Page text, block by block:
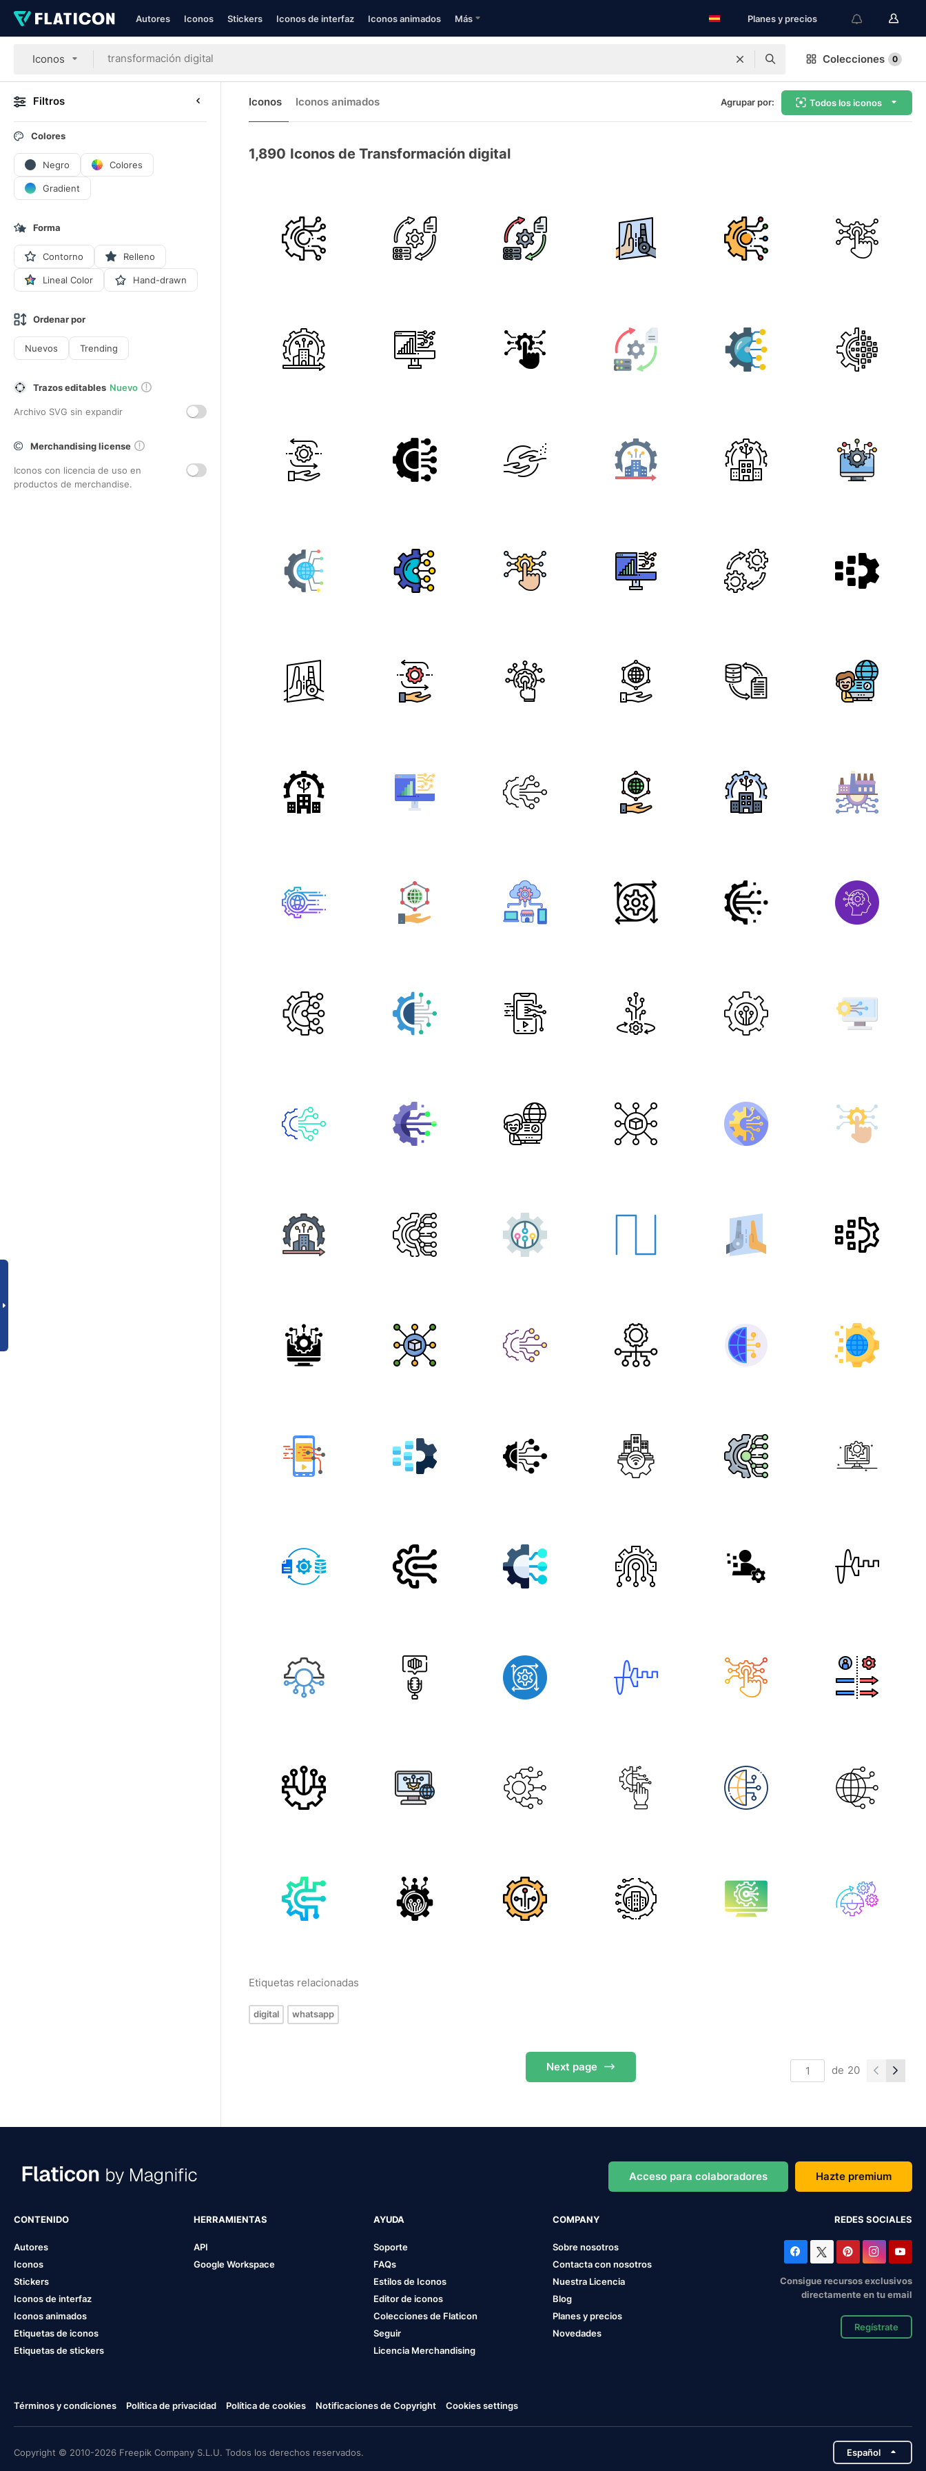
Autores Iconos Stickers Iconos de interfaz Iconos animados Más Planes y precios
Iconos Colecciones 0
Filtros
Colores
Negro Colores
Gradient
Forma
Contorno Relleno
Lineal Color Hand-drawn
Ordenar por
Nuevos Trending
Trazos editables Nuevo
Archivo SVG sin expandir
Merchandising license
Iconos con licencia de uso en
productos de merchandise.
Iconos Iconos animados Agrupar por: Todos los iconos
1,890 Iconos de Transformación digital
Etiquetas relacionadas
digital whatsapp
Next page de 20
Acceso para colaboradores Hazte premium
CONTENIDO
Autores
Iconos
Stickers
Iconos de interfaz
Iconos animados
Etiquetas de iconos
Etiquetas de stickers
HERRAMIENTAS
API
Google Workspace
AYUDA
Soporte
FAQs
Estilos de Iconos
Editor de iconos
Colecciones de Flaticon
Seguir
Licencia Merchandising
COMPANY
Sobre nosotros
Contacta con nosotros
Nuestra Licencia
Blog
Planes y precios
Novedades
REDES SOCIALES
Consigue recursos exclusivos
directamente en tu email
Regístrate
Términos y condiciones Política de privacidad Política de cookies Notificaciones de Copyright Cookies settings
Copyright © 2010-2026 Freepik Company S.L.U. Todos los derechos reservados. Español